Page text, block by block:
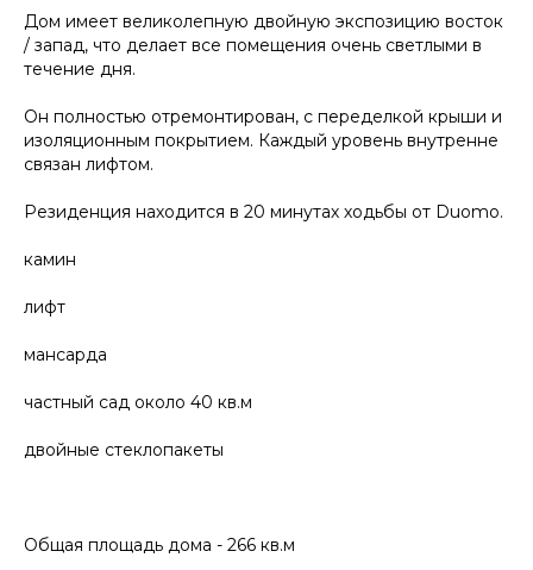
Дом имеет великолепную двойную экспозицию восток
/ запад, что делает все помещения очень светлыми в
течение дня.
Он полностью отремонтирован, с переделкой крыши и
изоляционным покрытием. Каждый уровень внутренне
связан лифтом.
Резиденция находится в 20 минутах ходьбы от Duomo.
камин
лифт
мансарда
частный сад около 40 кв.м
двойные стеклопакеты
Общая площадь дома - 266 кв.м